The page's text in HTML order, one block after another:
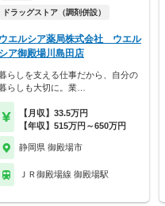
ドラッグストア（調剤併設）
ウエルシア薬局株式会社 ウエル
シア御殿場川島田店
らしを支える仕事だから、自分の
らしも大切に。業…
【月収】33.5万円
【年収】515万円～650万円
静岡県 御殿場市
ＪＲ御殿場線 御殿場駅